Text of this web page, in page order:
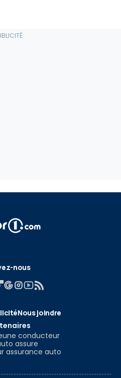
nous
Nous joindre
conducteur
assure
assurance auto